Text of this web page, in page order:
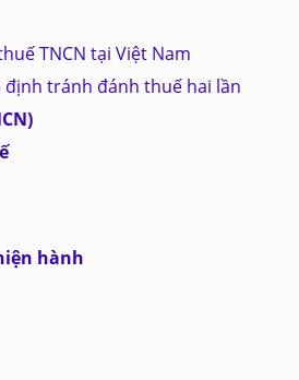
TNCN tại Việt Nam
định tránh đánh thuế hai lần
hành